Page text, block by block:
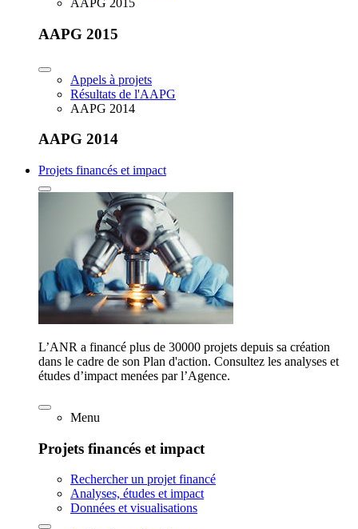
AAPG 2015
AAPG 2015
Appels à projets
Résultats de l'AAPG
AAPG 2014
AAPG 2014
Projets financés et impact
L’ANR a financé plus de 30000 projets depuis sa création
dans le cadre de son Plan d'action. Consultez les analyses et
études d’impact menées par l’Agence.
Menu
Projets financés et impact
Rechercher un projet financé
Analyses, études et impact
Données et visualisations